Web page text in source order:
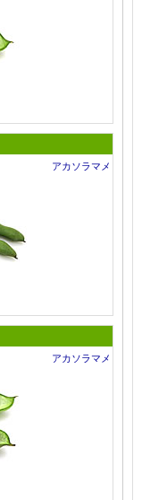
アカソラマメ
アカソラマメ